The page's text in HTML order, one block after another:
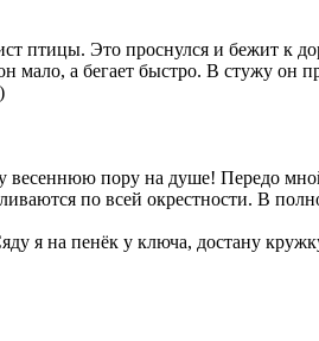
птицы. Это проснулся и бежит к
мало, а бегает быстро. В стужу
пору на душе! Передо
по всей окрестности. В
я на пенёк у ключа, достану